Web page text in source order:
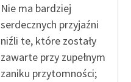
Nie ma bardziej
serdecznych przyjaźni
niźli te, które zostały
zawarte przy zupełnym
zaniku przytomności;